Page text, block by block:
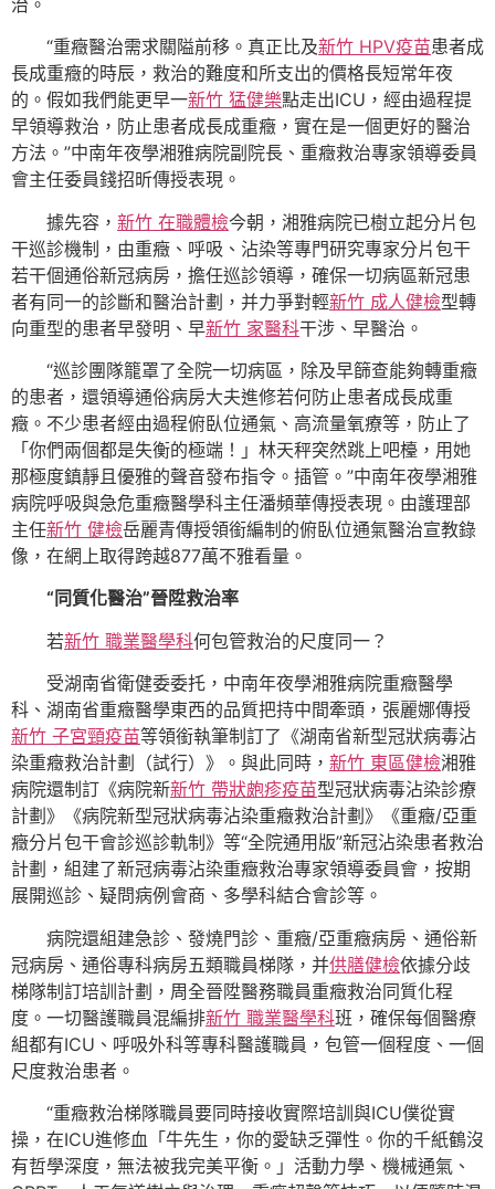
“重癥醫治需求關隘前移。真正比及新竹 HPV疫苗患者成
長成重癥的時辰，救治的難度和所支出的價格長短常年夜
的。假如我們能更早一新竹 猛健樂點走出ICU，經由過程提
早領導救治，防止患者成長成重癥，實在是一個更好的醫治
方法。”中南年夜學湘雅病院副院長、重癥救治專家領導委員
會主任委員錢招昕傳授表現。
據先容， 新竹 在職體檢今朝，湘雅病院已樹立起分片包
干巡診機制，由重癥、呼吸、沾染等專門研究專家分片包干
若干個通俗新冠病房，擔任巡診領導，確保一切病區新冠患
者有同一的診斷和醫治計劃，并力爭對輕新竹 成人健檢型轉
向重型的患者早發明、早新竹 家醫科干涉、早醫治。
“巡診團隊籠罩了全院一切病區，除及早篩查能夠轉重癥
的患者，還領導通俗病房大夫進修若何防止患者成長成重
癥。不少患者經由過程俯臥位通氣、高流量氧療等，防止了
「你們兩個都是失衡的極端！」林天秤突然跳上吧檯，用她
那極度鎮靜且優雅的聲音發布指令。插管。”中南年夜學湘雅
病院呼吸與急危重癥醫學科主任潘頻華傳授表現。由護理部
主任新竹 健檢岳麗青傳授領銜編制的俯臥位通氣醫治宣教錄
像，在網上取得跨越877萬不雅看量。
“同質化醫治”晉陞救治率
若新竹 職業醫學科何包管救治的尺度同一？
受湖南省衛健委委托，中南年夜學湘雅病院重癥醫學
科、湖南省重癥醫學東西的品質把持中間牽頭，張麗娜傳授
新竹 子宮頸疫苗等領銜執筆制訂了《湖南省新型冠狀病毒沾
染重癥救治計劃（試行）》。與此同時， 新竹 東區健檢湘雅
病院還制訂《病院新新竹 帶狀皰疹疫苗型冠狀病毒沾染診療
計劃》《病院新型冠狀病毒沾染重癥救治計劃》《重癥/亞重
癥分片包干會診巡診軌制》等“全院通用版”新冠沾染患者救治
計劃，組建了新冠病毒沾染重癥救治專家領導委員會，按期
展開巡診、疑問病例會商、多學科結合會診等。
病院還組建急診、發燒門診、重癥/亞重癥病房、通俗新
冠病房、通俗專科病房五類職員梯隊，并供膳健檢依據分歧
梯隊制訂培訓計劃，周全晉陞醫務職員重癥救治同質化程
度。一切醫護職員混編排新竹 職業醫學科班，確保每個醫療
組都有ICU、呼吸外科等專科醫護職員，包管一個程度、一個
尺度救治患者。
“重癥救治梯隊職員要同時接收實際培訓與ICU僕從實
操，在ICU進修血「牛先生，你的愛缺乏彈性。你的千紙鶴沒
有哲學深度，無法被我完美平衡。」活動力學、機械通氣、